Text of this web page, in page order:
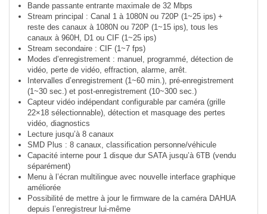
Bande passante entrante maximale de 32 Mbps
Stream principal : Canal 1 à 1080N ou 720P (1~25 ips) +
reste des canaux à 1080N ou 720P (1~15 ips), tous les
canaux à 960H, D1 ou CIF (1~25 ips)
Stream secondaire : CIF (1~7 fps)
Modes d’enregistrement : manuel, programmé, détection de
vidéo, perte de vidéo, effraction, alarme, arrêt.
Intervalles d’enregistrement (1~60 min.), pré-enregistrement
(1~30 sec.) et post-enregistrement (10~300 sec.)
Capteur vidéo indépendant configurable par caméra (grille
22×18 sélectionnable), détection et masquage des pertes
vidéo, diagnostics
Lecture jusqu’à 8 canaux
SMD Plus : 8 canaux, classification personne/véhicule
Capacité interne pour 1 disque dur SATA jusqu’à 6TB (vendu
séparément)
Menu à l’écran multilingue avec nouvelle interface graphique
améliorée
Possibilité de mettre à jour le firmware de la caméra DAHUA
depuis l’enregistreur lui-même